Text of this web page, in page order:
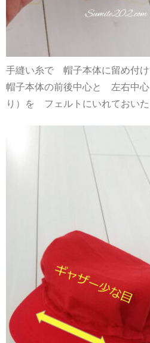
手縫い糸で 帽子本体に留め付け
帽子本体の前後中心と 左右中心
り）を フェルトにいれておいた